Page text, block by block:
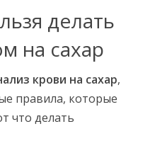
делать
на сахар
крови на сахар,
правила, которые
что делать